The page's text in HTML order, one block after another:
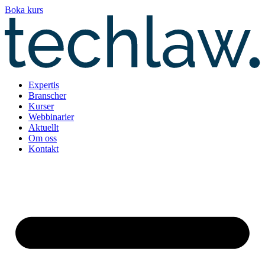
Hoppa
till
innehåll
Boka kurs
Expertis
Branscher
Kurser
Webbinarier
Aktuellt
Om oss
Kontakt